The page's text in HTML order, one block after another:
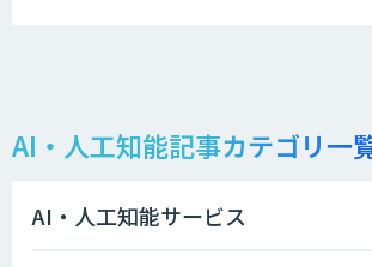
AI・人工知能記事カテゴリ一
AI・人工知能サービス